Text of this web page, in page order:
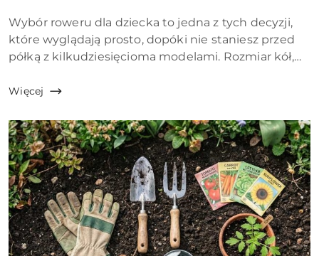
Treść
artykułu:
Wybór roweru dla dziecka to jedna z tych decyzji,
które wyglądają prosto, dopóki nie staniesz przed
półką z kilkudziesięcioma modelami. Rozmiar kół,
waga &ndas...
Więcej